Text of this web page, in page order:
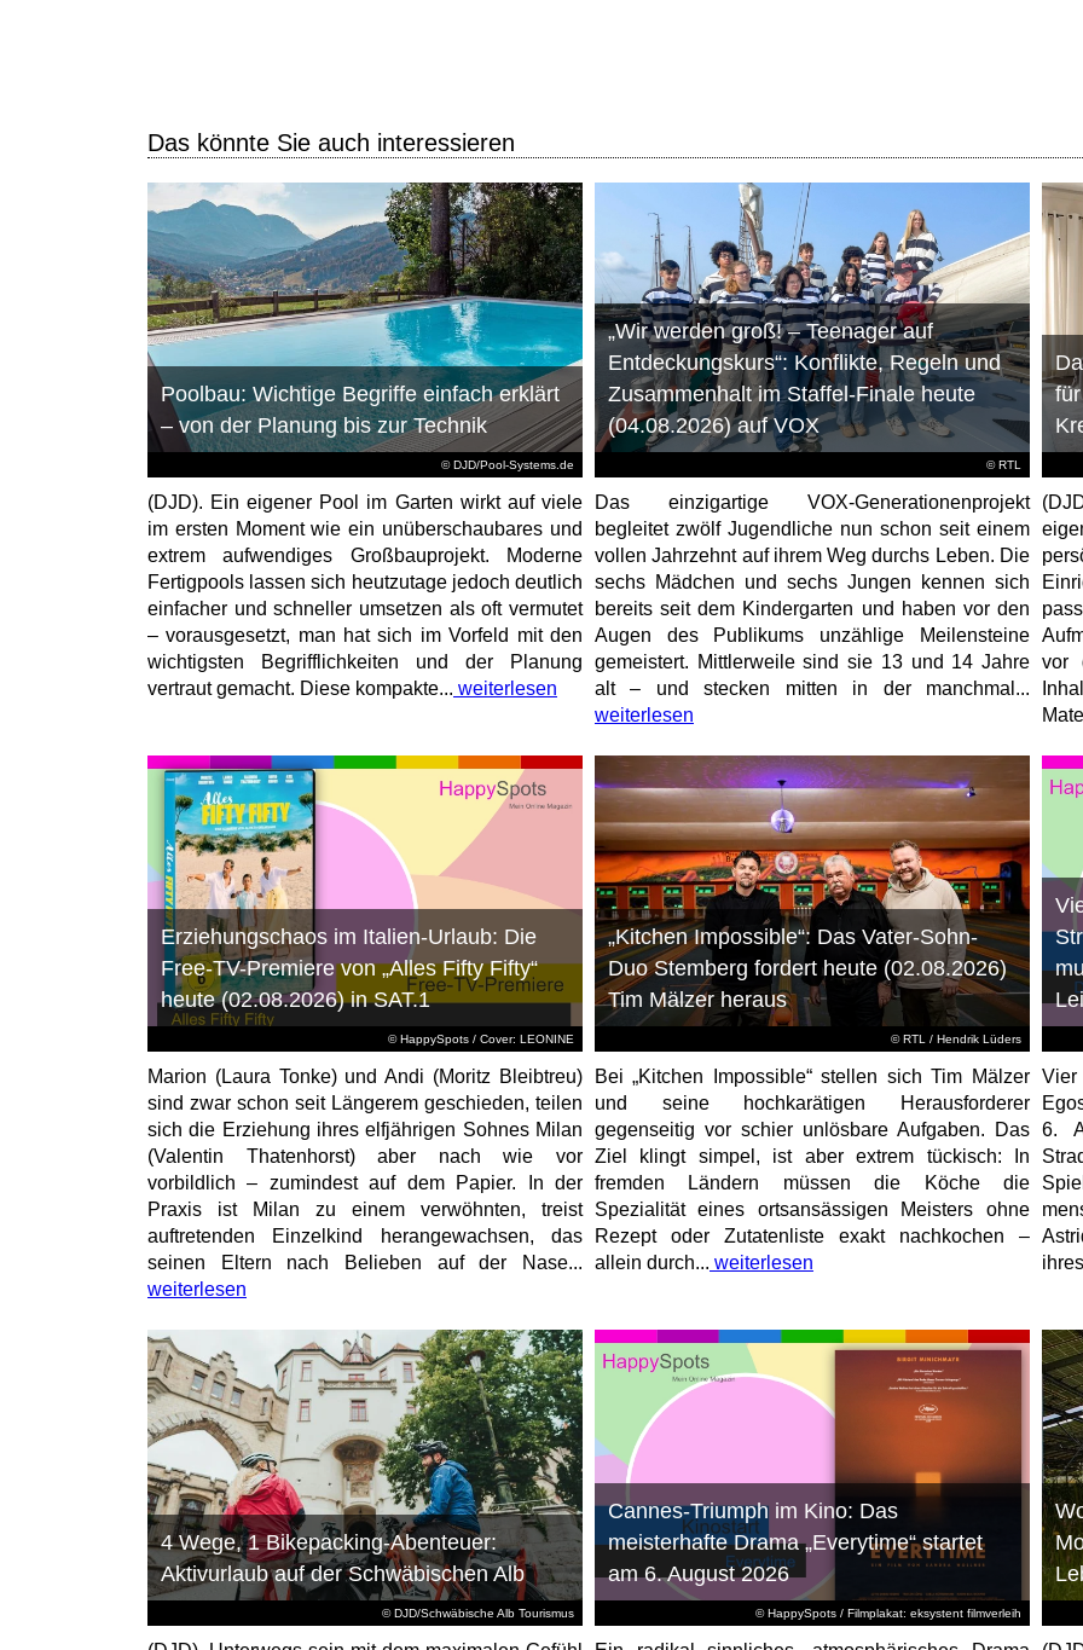
Das könnte Sie auch interessieren
© DJD/Pool-Systems.de
Poolbau: Wichtige Begriffe einfach erklärt
– von der Planung bis zur Technik
(DJD). Ein eigener Pool im Garten wirkt auf viele
im ersten Moment wie ein unüberschaubares und
extrem aufwendiges Großbauprojekt. Moderne
Fertigpools lassen sich heutzutage jedoch deutlich
einfacher und schneller umsetzen als oft vermutet
– vorausgesetzt, man hat sich im Vorfeld mit den
wichtigsten Begrifflichkeiten und der Planung
vertraut gemacht. Diese kompakte... weiterlesen
© RTL
„Wir werden groß! – Teenager auf
Entdeckungskurs“: Konflikte, Regeln und
Zusammenhalt im Staffel-Finale heute
(04.08.2026) auf VOX
Das einzigartige VOX-Generationenprojekt
begleitet zwölf Jugendliche nun schon seit einem
vollen Jahrzehnt auf ihrem Weg durchs Leben. Die
sechs Mädchen und sechs Jungen kennen sich
bereits seit dem Kindergarten und haben vor den
Augen des Publikums unzählige Meilensteine
gemeistert. Mittlerweile sind sie 13 und 14 Jahre
alt – und stecken mitten in der manchmal...
weiterlesen
vor
© HappySpots / Cover: LEONINE
Erziehungschaos im Italien-Urlaub: Die
Free-TV-Premiere von „Alles Fifty Fifty“
heute (02.08.2026) in SAT.1
Marion (Laura Tonke) und Andi (Moritz Bleibtreu)
sind zwar schon seit Längerem geschieden, teilen
sich die Erziehung ihres elfjährigen Sohnes Milan
(Valentin Thatenhorst) aber nach wie vor
vorbildlich – zumindest auf dem Papier. In der
Praxis ist Milan zu einem verwöhnten, treist
auftretenden Einzelkind herangewachsen, das
seinen Eltern nach Belieben auf der Nase...
weiterlesen
© RTL/ Hendrik Lüders
„Kitchen Impossible“: Das Vater-Sohn-
Duo Stemberg fordert heute (02.08.2026)
Tim Mälzer heraus
Bei „Kitchen Impossible“ stellen sich Tim Mälzer
und seine hochkarätigen Herausforderer
gegenseitig vor schier unlösbare Aufgaben. Das
Ziel klingt simpel, ist aber extrem tückisch: In
fremden Ländern müssen die Köche die
Spezialität eines ortsansässigen Meisters ohne
Rezept oder Zutatenliste exakt nachkochen –
allein durch... weiterlesen
6.
© DJD/Schwäbische Alb Tourismus
4 Wege, 1 Bikepacking-Abenteuer:
Aktivurlaub auf der Schwäbischen Alb
© HappySpots / Filmplakat: eksystent filmverleih
Cannes-Triumph im Kino: Das
meisterhafte Drama „Everytime“ startet
am 6. August 2026